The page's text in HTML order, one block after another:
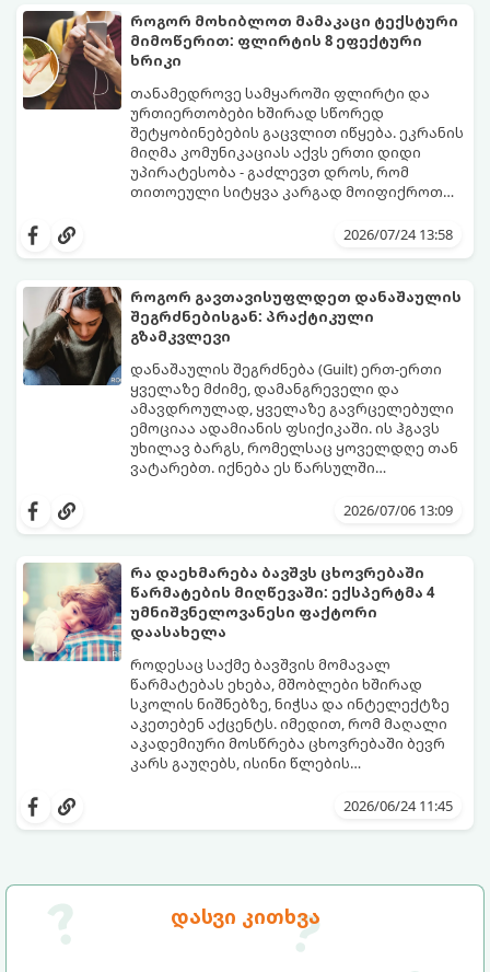
დასვი კითხვა
მოთმინებას მოითხოვს.
როგორ მოხიბლოთ მამაკაცი ტექსტური
მიმოწერით: ფლირტის 8 ეფექტური
ხრიკი
თანამედროვე სამყაროში ფლირტი და
ურთიერთობები ხშირად სწორედ
შეტყობინებების გაცვლით იწყება. ეკრანის
მიღმა კომუნიკაციას აქვს ერთი დიდი
უპირატესობა - გაძლევთ დროს, რომ
თითოეული სიტყვა კარგად მოიფიქროთ
მოაცილოს და მოუთმენლად ელოდოს
წესი:
2026/07/24 13:58
როგორ გავთავისუფლდეთ დანაშაულის
შეგრძნებისგან: პრაქტიკული
გზამკვლევი
დანაშაულის შეგრძნება (Guilt) ერთ-ერთი
ყველაზე მძიმე, დამანგრეველი და
ამავდროულად, ყველაზე გავრცელებული
ემოციაა ადამიანის ფსიქიკაში. ის ჰგავს
უხილავ ბარგს, რომელსაც ყოველდღე თან
ვატარებთ. იქნება ეს წარსულში
ტკენა, ოჯახის წევრებისთვის
გადაჭარბებული მოთხოვნები
-დანაშაულის განცდა შიგნიდან ფიტავს
ადამიანს და ართმევს მას აწმყოთი
ტკბობის უნარს.
დანაშაულის გრძნობას აქვს თავისი
საკუთარი თუ საზოგადოებრივი მორალური
კოდექსი. თუმცა, როდესაც ეს ემოცია
ქრონიკულ ფორმას იღებს, ის ნევროზულ,
ტოქსიკურ სინდრომად იქცევა.
გთავაზობთ პრაქტიკულ, ფსიქოლოგიურ
გზამკვლევს, თუ როგორ დაამუშაოთ
წარსულის შეცდომები და
გათავისუფლდეთ ამ მძიმე ტვირთისგან:
2026/07/06 13:09
რა დაეხმარება ბავშვს ცხოვრებაში
წარმატების მიღწევაში: ექსპერტმა 4
უმნიშვნელოვანესი ფაქტორი
დაასახელა
როდესაც საქმე ბავშვის მომავალ
წარმატებას ეხება, მშობლები ხშირად
სკოლის ნიშნებზე, ნიჭსა და ინტელექტზე
აკეთებენ აქცენტს. იმედით, რომ მაღალი
აკადემიური მოსწრება ცხოვრებაში ბევრ
კარს გაუღებს, ისინი წლების
შედეგების გაუმჯობესებაზე. თუმცა,
თვითკონტროლი ადამიანს ეხმარება
მიზნებზე ფოკუსირებაში. ბავშვთა
ხაზს უსვამს, რომ სწორედ
თვითკონტროლია ერთ-ერთი ყველაზე
მიმართულება, რომელთა მართვაც
მშობლებმა ბავშვებს ადრეული
2026/06/24 11:45